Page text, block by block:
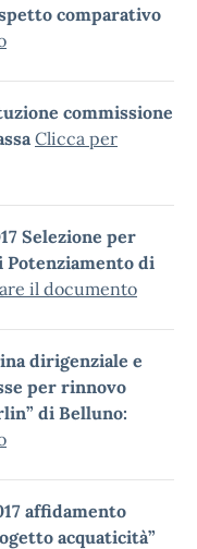
comparativo
commissione
Clicca per
Selezione per
di
il documento
dirigenziale e
per rinnovo
di Belluno:
affidamento
acquaticità”